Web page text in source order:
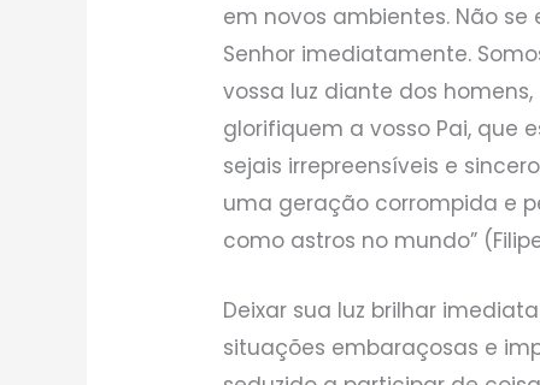
em novos ambientes. Não
Senhor imediatamente.
vossa luz diante dos
glorifiquem a vosso Pai, que
sejais irrepreensíveis e
uma geração corrompida e
como astros no mundo”
Deixar sua luz brilhar
situações embaraçosas e